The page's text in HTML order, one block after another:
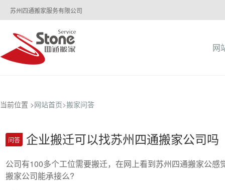
苏州四通搬家服务有限公司
网
当前位置 >网站首页>搬家问答
问答 企业搬迁可以找苏州四通搬家公司吗
公司有100多个工位需要搬迁，在网上看到苏州四通搬家公
搬家公司能承接么?